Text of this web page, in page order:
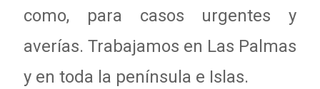
como, para casos urgentes y
averías. Trabajamos en Las Palmas
y en toda la península e Islas.